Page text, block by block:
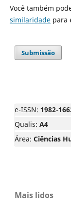
Você também
similaridadepara
Submissão
e-ISSN: 1982-
Qualis: A4
Área: Ciências
Mais lidos